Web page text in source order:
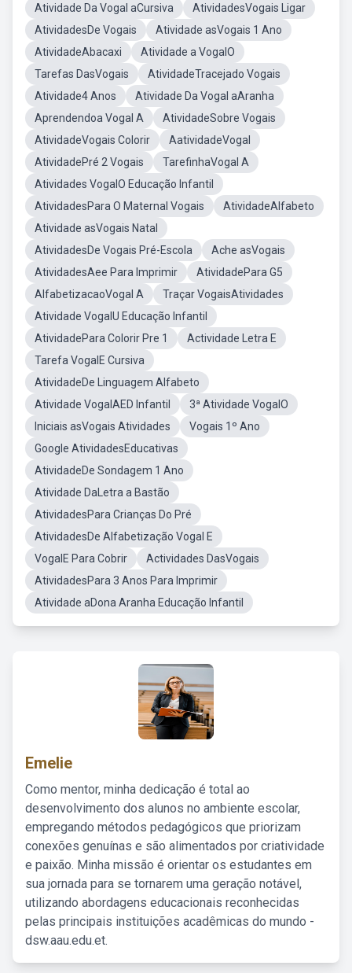
Atividade Da Vogal aCursiva
AtividadesVogais Ligar
AtividadesDe Vogais
Atividade asVogais 1 Ano
AtividadeAbacaxi
Atividade a VogalO
Tarefas DasVogais
AtividadeTracejado Vogais
Atividade4 Anos
Atividade Da Vogal aAranha
Aprendendoa Vogal A
AtividadeSobre Vogais
AtividadeVogais Colorir
AatividadeVogal
AtividadePré 2 Vogais
TarefinhaVogal A
Atividades VogalO Educação Infantil
AtividadesPara O Maternal Vogais
AtividadeAlfabeto
Atividade asVogais Natal
AtividadesDe Vogais Pré-Escola
Ache asVogais
AtividadesAee Para Imprimir
AtividadePara G5
AlfabetizacaoVogal A
Traçar VogaisAtividades
Atividade VogalU Educação Infantil
AtividadePara Colorir Pre 1
Actividade Letra E
Tarefa VogalE Cursiva
AtividadeDe Linguagem Alfabeto
Atividade VogalAED Infantil
3ª Atividade VogalO
Iniciais asVogais Atividades
Vogais 1º Ano
Google AtividadesEducativas
AtividadeDe Sondagem 1 Ano
Atividade DaLetra a Bastão
AtividadesPara Crianças Do Pré
AtividadesDe Alfabetização Vogal E
VogalE Para Cobrir
Actividades DasVogais
AtividadesPara 3 Anos Para Imprimir
Atividade aDona Aranha Educação Infantil
Emelie
Como mentor, minha dedicação é total ao
desenvolvimento dos alunos no ambiente escolar,
empregando métodos pedagógicos que priorizam
conexões genuínas e são alimentados por criatividade
e paixão. Minha missão é orientar os estudantes em
sua jornada para se tornarem uma geração notável,
utilizando abordagens educacionais reconhecidas
pelas principais instituições acadêmicas do mundo -
dsw.aau.edu.et.